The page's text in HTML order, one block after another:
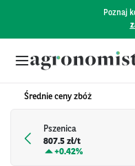
Poznaj
Średnie ceny zbóż
Pszenica
807.5 zł/t
+0.42%